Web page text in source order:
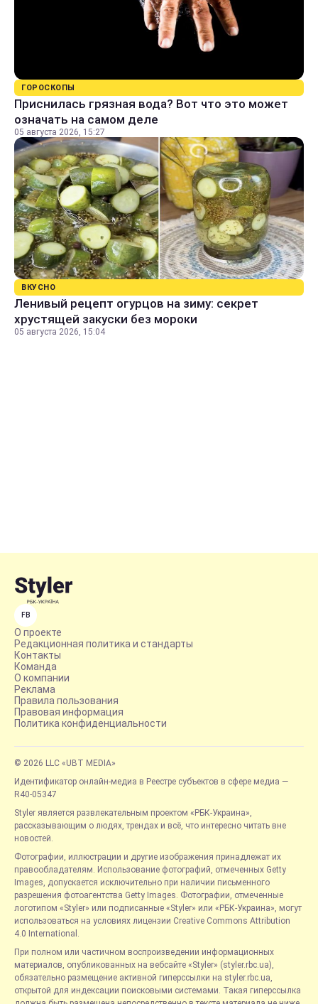
ГОРОСКОПЫ
Приснилась грязная вода? Вот что это может
означать на самом деле
05 августа 2026, 15:27
ВКУСНО
Ленивый рецепт огурцов на зиму: секрет
хрустящей закуски без мороки
05 августа 2026, 15:04
FB
О проекте
Редакционная политика и стандарты
Контакты
Команда
О компании
Реклама
Правила пользования
Правовая информация
Политика конфиденциальности
© 2026 LLC «UBT MEDIA»
Идентификатор онлайн-медиа в Реестре субъектов в сфере медиа —
R40-05347
Styler является развлекательным проектом «РБК-Украина»,
рассказывающим о людях, трендах и всё, что интересно читать вне
новостей.
Фотографии, иллюстрации и другие изображения принадлежат их
правообладателям. Использование фотографий, отмеченных Getty
Images, допускается исключительно при наличии письменного
разрешения фотоагентства Getty Images. Фотографии, отмеченные
логотипом «Styler» или подписанные «Styler» или «РБК-Украина», могут
использоваться на условиях лицензии Creative Commons Attribution
4.0 International.
При полном или частичном воспроизведении информационных
материалов, опубликованных на вебсайте «Styler» (styler.rbc.ua),
обязательно размещение активной гиперссылки на styler.rbc.ua,
открытой для индексации поисковыми системами. Такая гиперссылка